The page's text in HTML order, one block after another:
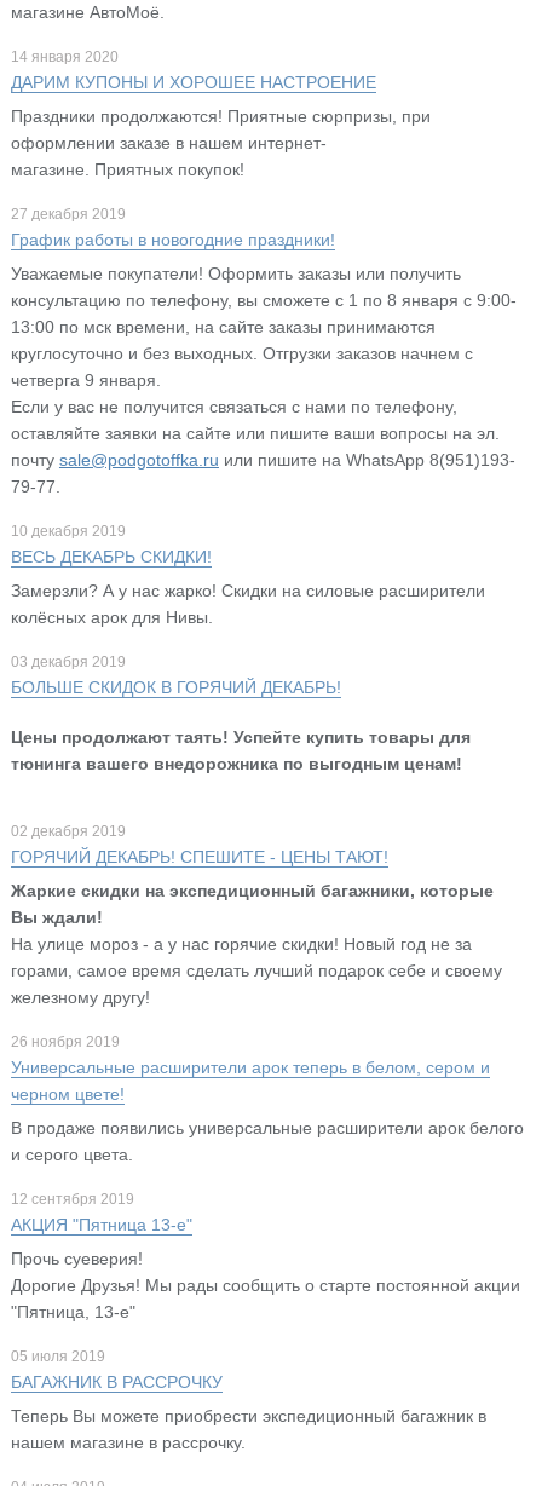
магазине АвтоМоё.
14 января 2020
ДАРИМ КУПОНЫ И ХОРОШЕЕ НАСТРОЕНИЕ
Праздники продолжаются! Приятные сюрпризы, при
оформлении заказе в нашем интернет-
магазине. Приятных покупок!
27 декабря 2019
График работы в новогодние праздники!
Уважаемые покупатели! Оформить заказы или получить
консультацию по телефону, вы сможете с 1 по 8 января с 9:00-
13:00 по мск времени, на сайте заказы принимаются
круглосуточно и без выходных. Отгрузки заказов начнем с
четверга 9 января.
Если у вас не получится связаться с нами по телефону,
оставляйте заявки на сайте или пишите ваши вопросы на эл.
почту sale@podgotoffka.ru или пишите на WhatsApp 8(951)193-
79-77.
10 декабря 2019
ВЕСЬ ДЕКАБРЬ СКИДКИ!
Замерзли? А у нас жарко! Скидки на силовые расширители
колёсных арок для Нивы.
03 декабря 2019
БОЛЬШЕ СКИДОК В ГОРЯЧИЙ ДЕКАБРЬ!
Цены продолжают таять! Успейте купить товары для
тюнинга вашего внедорожника по выгодным ценам!
02 декабря 2019
ГОРЯЧИЙ ДЕКАБРЬ! СПЕШИТЕ - ЦЕНЫ ТАЮТ!
Жаркие скидки на экспедиционный багажники, которые
Вы ждали!
На улице мороз - а у нас горячие скидки! Новый год не за
горами, самое время сделать лучший подарок себе и своему
железному другу!
26 ноября 2019
Универсальные расширители арок теперь в белом, сером и
черном цвете!
В продаже появились универсальные расширители арок белого
и серого цвета.
12 сентября 2019
АКЦИЯ "Пятница 13-е"
Прочь суеверия!
Дорогие Друзья! Мы рады сообщить о старте постоянной акции
"Пятница, 13-е"
05 июля 2019
БАГАЖНИК В РАССРОЧКУ
Теперь Вы можете приобрести экспедиционный багажник в
нашем магазине в рассрочку.